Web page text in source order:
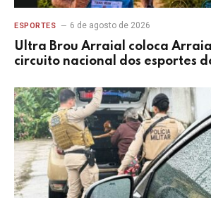
ESPORTES 6 de agosto de 2026
Ultra Brou Arraial coloca
circuito nacional dos esportes